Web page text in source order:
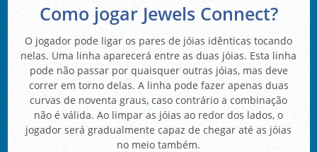
Como jogar Jewels Connect?
O jogador pode ligar os pares de jóias idênticas tocando
nelas. Uma linha aparecerá entre as duas jóias. Esta linha
pode não passar por quaisquer outras jóias, mas deve
correr em torno delas. A linha pode fazer apenas duas
curvas de noventa graus, caso contrário a combinação
não é válida. Ao limpar as jóias ao redor dos lados, o
jogador será gradualmente capaz de chegar até as jóias
no meio também.